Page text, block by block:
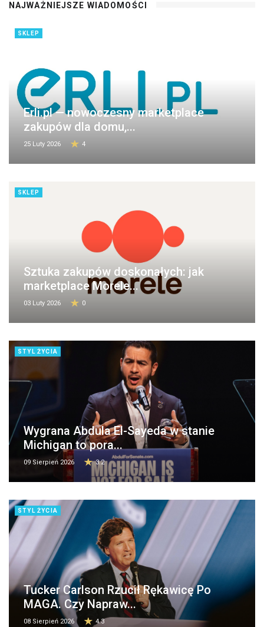
NAJWAŻNIEJSZE WIADOMOŚCI
SKLEP
Erli.pl — nowoczesny marketplace
zakupów dla domu,...
25 Luty 2026 4
SKLEP
Sztuka zakupów doskonałych: jak
marketplace Morele...
03 Luty 2026 0
STYL ŻYCIA
Wygrana Abdula El-Sayeda w stanie
Michigan to pora...
09 Sierpień 2026 3.2
STYL ŻYCIA
Tucker Carlson Rzucił Rękawicę Po
MAGA. Czy Napraw...
08 Sierpień 2026 4.3